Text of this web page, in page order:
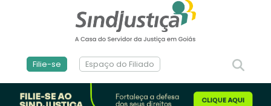
Filie-se Espaço do Filiado